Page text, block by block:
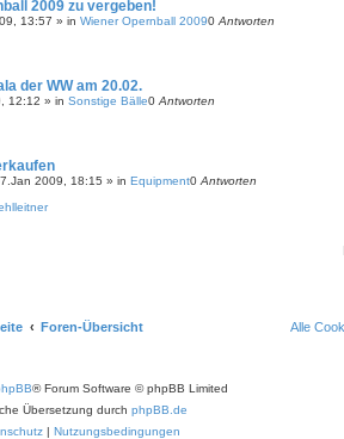
2009 zu vergeben!
13:57 » in Wiener Opernball 20090 Antworten
der WW am 20.02.
12:12 » in Sonstige Bälle0 Antworten
2009, 18:15 » in Equipment0 Antworten
Foren-Übersicht Alle
® Forum Software © phpBB Limited
Übersetzung durch phpBB.de
| Nutzungsbedingungen